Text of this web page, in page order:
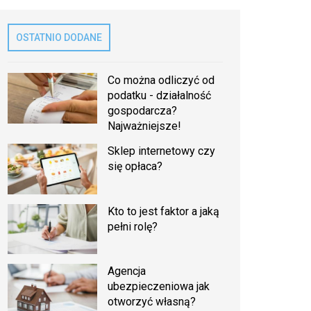
OSTATNIO DODANE
Co można odliczyć od
podatku - działalność
gospodarcza?
Najważniejsze!
Sklep internetowy czy
się opłaca?
Kto to jest faktor a jaką
pełni rolę?
Agencja
ubezpieczeniowa jak
otworzyć własną?